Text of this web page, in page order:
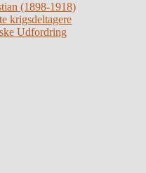
(1898-1918)
krigsdeltagere
Udfordring